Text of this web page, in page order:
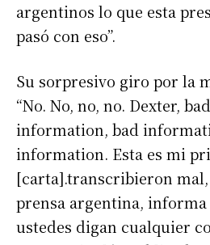
argentinos lo que esta
pasó con eso”.
Su sorpresivo giro por la
“No. No, no, no. Dexter,
information, bad
information. Esta es mi
[carta].transcribieron
prensa argentina, informa
ustedes digan cualquier